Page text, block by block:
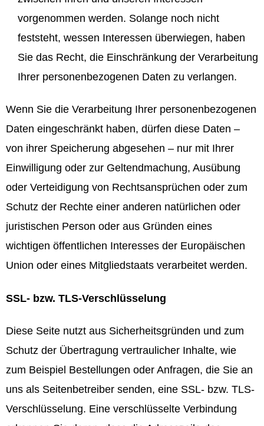
vorgenommen werden. Solange noch nicht
feststeht, wessen Interessen überwiegen, haben
Sie das Recht, die Einschränkung der Verarbeitung
Ihrer personenbezogenen Daten zu verlangen.
Wenn Sie die Verarbeitung Ihrer personenbezogenen
Daten eingeschränkt haben, dürfen diese Daten –
von ihrer Speicherung abgesehen – nur mit Ihrer
Einwilligung oder zur Geltendmachung, Ausübung
oder Verteidigung von Rechtsansprüchen oder zum
Schutz der Rechte einer anderen natürlichen oder
juristischen Person oder aus Gründen eines
wichtigen öffentlichen Interesses der Europäischen
Union oder eines Mitgliedstaats verarbeitet werden.
SSL- bzw. TLS-Verschlüsselung
Diese Seite nutzt aus Sicherheitsgründen und zum
Schutz der Übertragung vertraulicher Inhalte, wie
zum Beispiel Bestellungen oder Anfragen, die Sie an
uns als Seitenbetreiber senden, eine SSL- bzw. TLS-
Verschlüsselung. Eine verschlüsselte Verbindung